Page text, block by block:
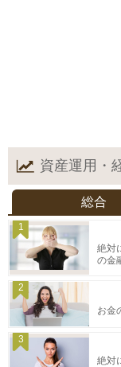
資産運用・
総合
1
絶対
の金
2
お金
3
絶対